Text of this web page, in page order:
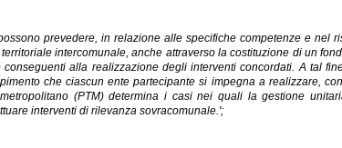
prevedere, in relazione alle specifiche competenze e nel
intercomunale, anche attraverso la costituzione di un
alla realizzazione degli interventi concordati. A tal
che ciascun ente partecipante si impegna a realizzare,
(PTM) determina i casi nei quali la gestione
interventi di rilevanza sovracomunale.';